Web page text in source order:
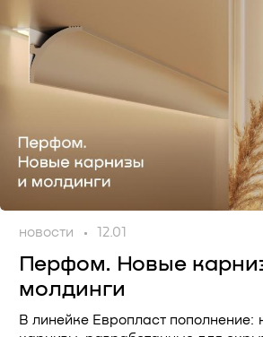
новости 12.01
Перфом. Новые
молдинги
В линейке Европласт пополнение: